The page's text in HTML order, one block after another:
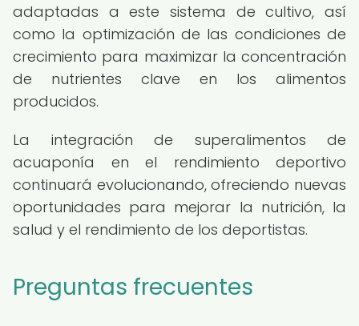
adaptadas a este sistema de cultivo, así
como la optimización de las condiciones de
crecimiento para maximizar la concentración
de nutrientes clave en los alimentos
producidos.
La integración de superalimentos de
acuaponía en el rendimiento deportivo
continuará evolucionando, ofreciendo nuevas
oportunidades para mejorar la nutrición, la
salud y el rendimiento de los deportistas.
Preguntas frecuentes